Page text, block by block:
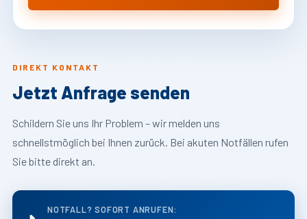
DIREKT KONTAKT
Jetzt Anfrage senden
Schildern Sie uns Ihr Problem – wir melden uns
schnellstmöglich bei Ihnen zurück. Bei akuten Notfällen rufen
Sie bitte direkt an.
NOTFALL? SOFORT ANRUFEN: